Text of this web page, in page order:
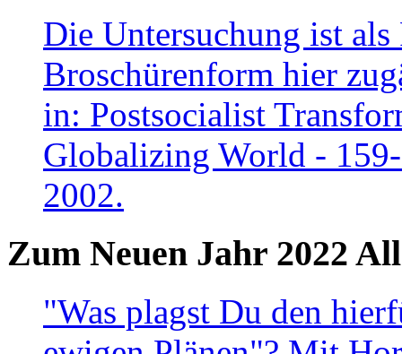
Die Untersuchung ist
Broschürenform hier
in: Postsocialist
Globalizing World -
2002.
Zum Neuen Jahr 2022
"Was plagst Du den